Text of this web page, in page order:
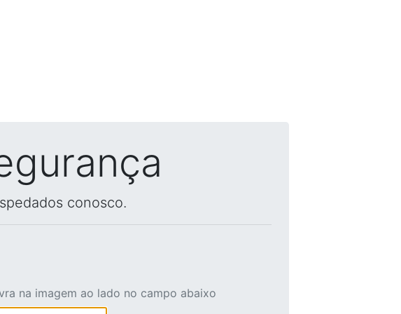
conosco.
na imagem ao lado no campo abaixo